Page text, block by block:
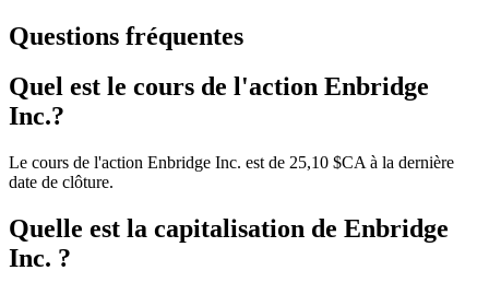
Questions fréquentes
Quel est le cours de l'action Enbridge
Inc.?
Le cours de l'action Enbridge Inc. est de 25,10 $CA à la dernière
date de clôture.
Quelle est la capitalisation de Enbridge
Inc. ?